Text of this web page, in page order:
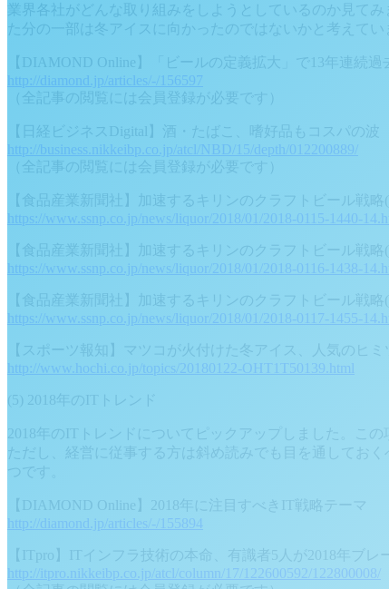
業界各社がどんな取り組みをしようとしているのか見て
た分の一部は冬アイスに向かったのではないかと考えてい
【DIAMOND Online】「ビールの定義拡大」で13年連続
http://diamond.jp/articles/-/156597
（全記事の閲覧には会員登録が必要です）
【日経ビジネスDigital】酒・たばこ、嗜好品もコスパの
http://business.nikkeibp.co.jp/atcl/NBD/15/depth/012200889/
（全記事の閲覧には会員登録が必要です）
【食品産業新聞社】加速するキリンのクラフトビール戦
https://www.ssnp.co.jp/news/liquor/2018/01/2018-0115-1440-
【食品産業新聞社】加速するキリンのクラフトビール戦
https://www.ssnp.co.jp/news/liquor/2018/01/2018-0116-1438-
【食品産業新聞社】加速するキリンのクラフトビール戦
https://www.ssnp.co.jp/news/liquor/2018/01/2018-0117-1455-
【スポーツ報知】マツコが火付けた冬アイス、人気のヒ
http://www.hochi.co.jp/topics/20180122-OHT1T50139.html
(5) 2018年のITトレンド
2018年のITトレンドについてピックアップしました。こ
ただし、経営に従事する方は斜め読みでも目を通してお
つです。
【DIAMOND Online】2018年に注目すべきIT戦略テーマ
http://diamond.jp/articles/-/155894
【ITpro】ITインフラ技術の本命、有識者5人が2018年ブレ
http://itpro.nikkeibp.co.jp/atcl/column/17/122600592/122800008/